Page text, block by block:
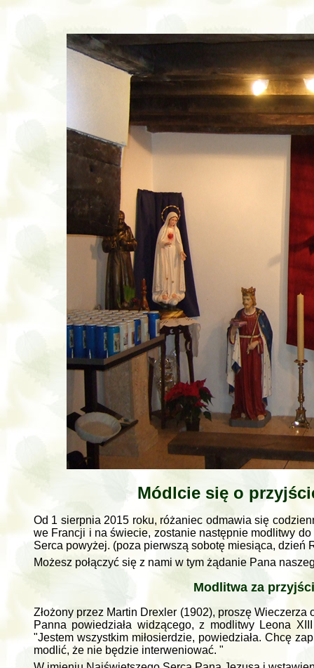
Módlcie się o
Od 1 sierpnia 2015 roku, różaniec odmawia się
we Francji i na świecie, zostanie następnie modlitwy
Serca powyżej. (poza pierwszą sobotę miesiąca, dzień
Możesz połączyć się z nami w tym żądanie Pana
Modlitwa za
Złożony przez Martin Drexler (1902), proszę
Panna powiedziała widzącego, z modlitwy Leona
"Jestem wszystkim miłosierdzie, powiedziała. Chcę
modlić, że nie będzie interweniować. "